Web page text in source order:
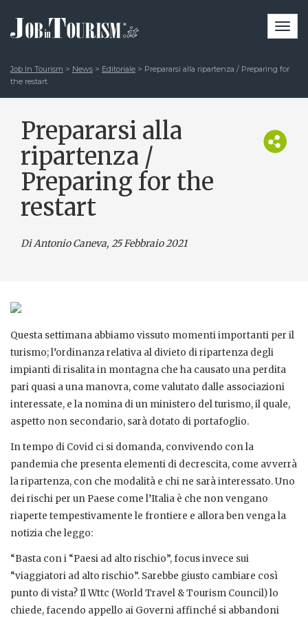
Job In Tourism > News > Editoriale > Prepararsi alla ripartenza / Preparing for
the restart
Prepararsi alla
ripartenza /
Preparing for the
restart
Di Antonio Caneva, 25 Febbraio 2021
Questa settimana abbiamo vissuto momenti importanti per il
turismo; l’ordinanza relativa al divieto di ripartenza degli
impianti di risalita in montagna che ha causato una perdita
pari quasi a una manovra, come valutato dalle associazioni
interessate, e la nomina di un ministero del turismo, il quale,
aspetto non secondario, sarà dotato di portafoglio.
In tempo di Covid ci si domanda, convivendo con la
pandemia che presenta elementi di decrescita, come avverrà
la ripartenza, con che modalità e chi ne sarà interessato. Uno
dei rischi per un Paese come l’Italia è che non vengano
riaperte tempestivamente le frontiere e allora ben venga la
notizia che leggo:
“Basta con i “Paesi ad alto rischio”, focus invece sui
“viaggiatori ad alto rischio”. Sarebbe giusto cambiare così
punto di vista? Il Wttc (World Travel & Tourism Council) lo
chiede, facendo appello ai Governi affinché si abbandoni